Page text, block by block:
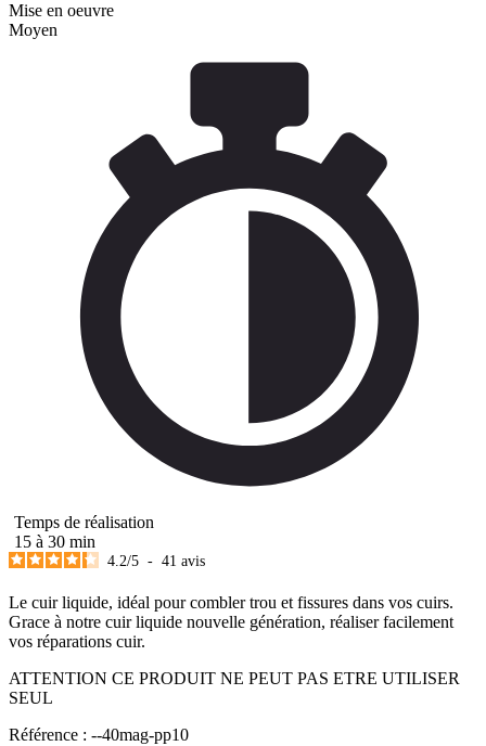
Mise en oeuvre
Moyen
Temps de réalisation
15 à 30 min
4.2/5 - 41 avis
Le cuir liquide, idéal pour combler trou et fissures dans vos cuirs.
Grace à notre cuir liquide nouvelle génération, réaliser facilement
vos réparations cuir.
ATTENTION CE PRODUIT NE PEUT PAS ETRE UTILISER
SEUL
Référence : --40mag-pp10